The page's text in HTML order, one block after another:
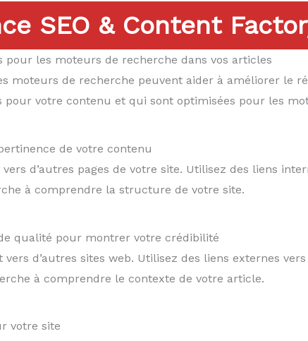
SEO & Content
les moteurs de recherche dans vos articles
moteurs de recherche peuvent aider à améliorer le
votre contenu et qui sont optimisées pour les
de votre contenu
d’autres pages de votre site. Utilisez des liens
à comprendre la structure de votre site.
qualité pour montrer votre crédibilité
d’autres sites web. Utilisez des liens externes
à comprendre le contexte de votre article.
votre site